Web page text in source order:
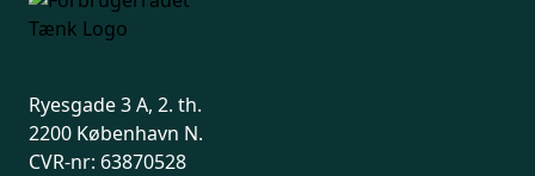
Ryesgade 3 A, 2. th.
2200 København N.
CVR-nr: 63870528